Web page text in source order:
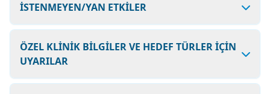
İSTENMEYEN/YAN ETKİLER
ÖZEL KLİNİK BİLGİLER VE HEDEF TÜRLER İÇİN
UYARILAR